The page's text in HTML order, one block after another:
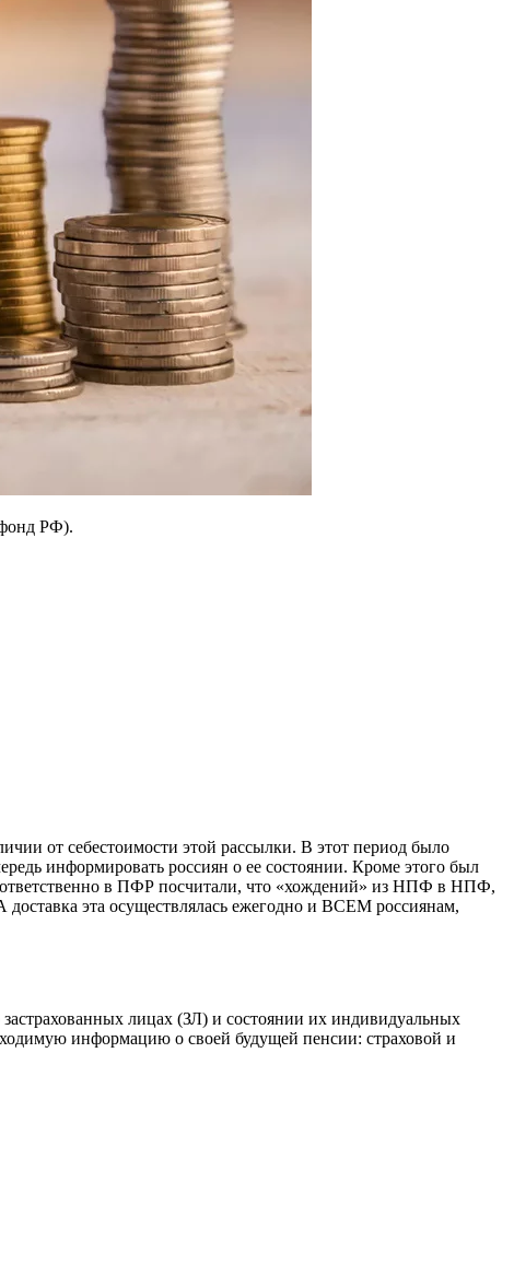
РФ).
от себестоимости этой рассылки. В этот период было
информировать россиян о ее состоянии. Кроме этого был
в ПФР посчитали, что «хождений» из НПФ в НПФ,
эта осуществлялась ежегодно и ВСЕМ россиянам,
лицах (ЗЛ) и состоянии их индивидуальных
информацию о своей будущей пенсии: страховой и